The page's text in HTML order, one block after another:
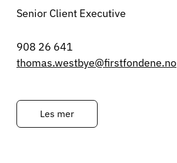
Senior Client Executive
908 26 641
thomas.westbye@firstfondene.no
Les mer